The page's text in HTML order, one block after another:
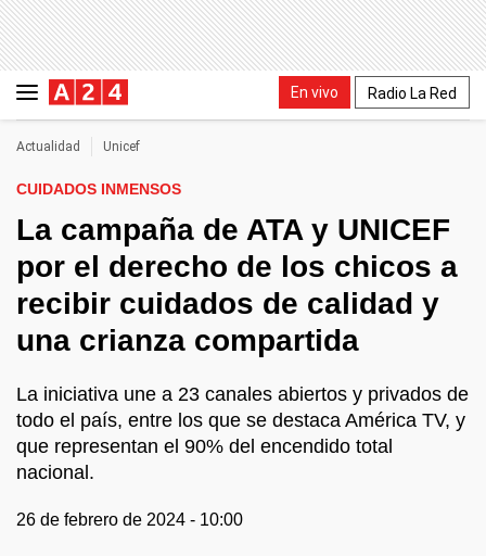
En vivo Radio La Red
Actualidad Unicef
CUIDADOS INMENSOS
La campaña de ATA y UNICEF
por el derecho de los chicos a
recibir cuidados de calidad y
una crianza compartida
La iniciativa une a 23 canales abiertos y privados de
todo el país, entre los que se destaca América TV, y
que representan el 90% del encendido total
nacional.
26 de febrero de 2024 - 10:00